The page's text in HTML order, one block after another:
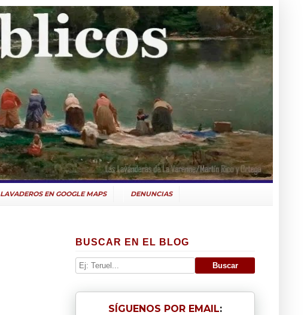
LAVADEROS EN GOOGLE MAPS DENUNCIAS
BUSCAR EN EL BLOG
SÍGUENOS POR EMAIL: